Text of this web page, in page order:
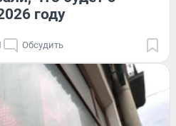
году
Обсудить